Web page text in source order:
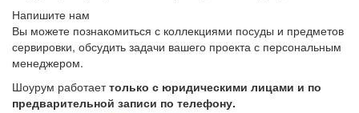
Напишите нам
Вы можете познакомиться с коллекциями посуды и предметов
сервировки, обсудить задачи вашего проекта с персональным
менеджером.
Шоурум работаеттолько с юридическими лицами и по
предварительной записи по телефону.